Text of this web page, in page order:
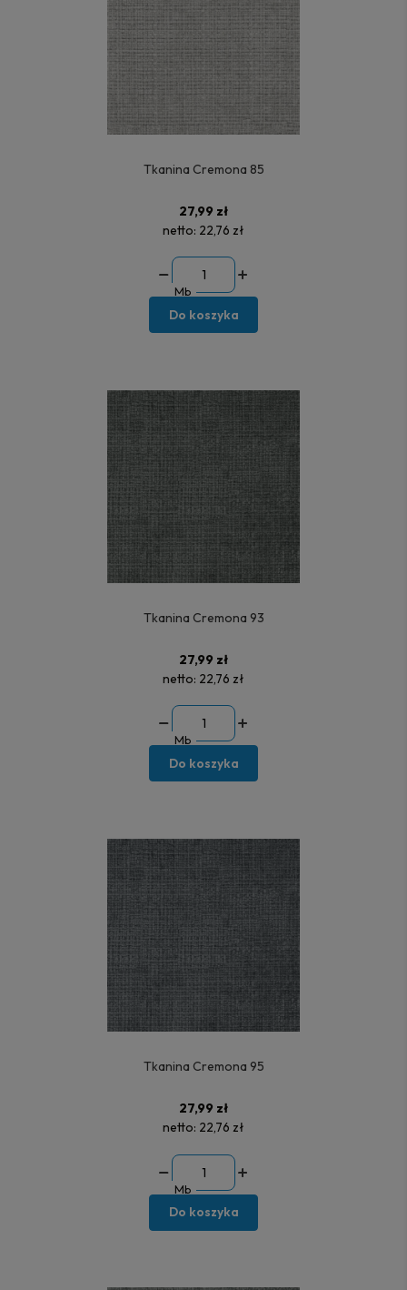
Tkanina Cremona 85
27,99 zł
netto: 22,76 zł
Mb
Do koszyka
Tkanina Cremona 93
27,99 zł
netto: 22,76 zł
Mb
Do koszyka
Tkanina Cremona 95
27,99 zł
netto: 22,76 zł
Mb
Do koszyka